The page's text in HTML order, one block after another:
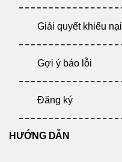
Giải quyết khiếu nại
Gợi ý báo lỗi
Đăng ký
HƯỚNG DẪN